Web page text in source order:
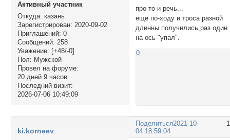
Активный участник
Откуда: казань
Зарегистрирован: 2020-09-02
Приглашений: 0
Сообщений: 258
Уважение: [+48/-0]
Пол: Мужской
Провел на форуме:
20 дней 9 часов
Последний визит:
2026-07-06 10:49:09
про то и речь...
еще по-ходу и троса разной
длинны получились,раз один
на ось "упал".
0
Поделиться2021-10-
04 18:59:04
ki.korneev